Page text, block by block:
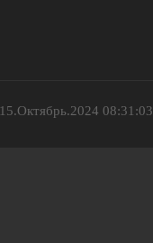
15.Октябрь.2024 08:31:03